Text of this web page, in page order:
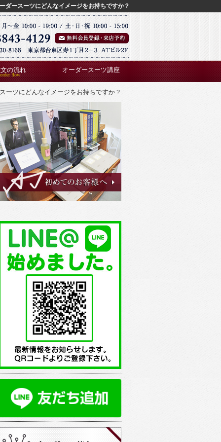
ダースーツにどんなイメージをお持ちですか？
の流れ オーダースーツ講座
ーツにどんなイメージをお持ちですか？